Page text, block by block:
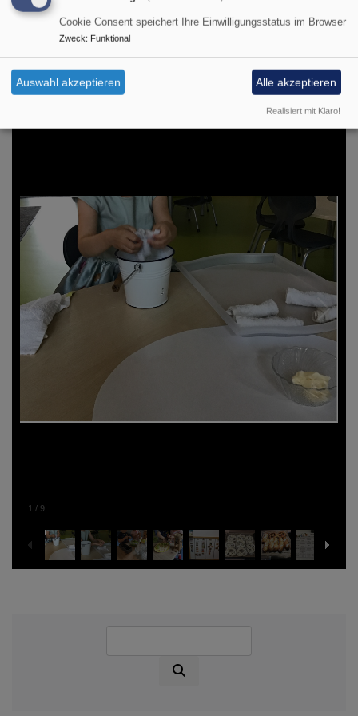
Jahr 2021 eine Umbaumaßnahme statt. Es entstand ein
Kinderrestaurant mit neuer Küche.
1 / 9
Cookie Consent speichert Ihre Einwilligungsstatus im Browser
Zweck: Funktional
Auswahl akzeptieren Alle akzeptieren
Realisiert mit Klaro!